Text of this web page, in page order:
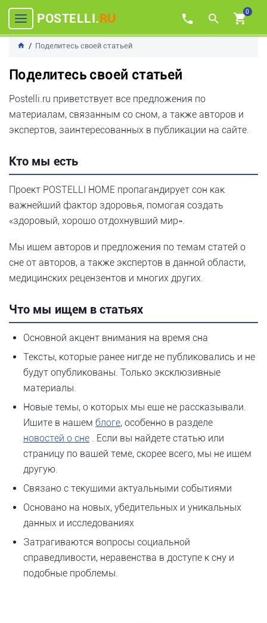
POSTELLI.RU 0
Поделитесь своей статьей
Поделитесь своей статьей
Postelli.ru приветствует все предложения по
материалам, связанным со сном, а также авторов и
экспертов, заинтересованных в публикации на сайте.
Кто мы есть
Проект POSTELLI HOME пропагандирует сон как
важнейший фактор здоровья, помогая создать
«здоровый, хорошо отдохнувший мир».
Мы ищем авторов и предложения по темам статей о
сне от авторов, а также экспертов в данной области,
медицинских рецензентов и многих других.
Что мы ищем в статьях
Основной акцент внимания на время сна
Тексты, которые ранее нигде не публиковались и не
будут опубликованы. Только эксклюзивные
материалы.
Новые темы, о которых мы еще не рассказывали.
Ищите в нашем блоге, особенно в разделе
новостей о сне . Если вы найдете статью или
страницу по вашей теме, скорее всего, мы не ищем
другую.
Связано с текущими актуальными событиями
Основано на новых, убедительных и уникальных
данных и исследованиях
Затрагиваются вопросы социальной
справедливости, неравенства в доступе к сну и
подобные проблемы.